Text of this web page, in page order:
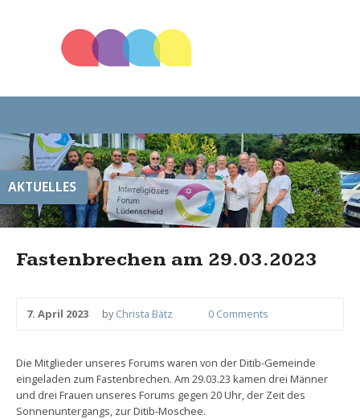
AKTUELLES
Fastenbrechen am 29.03.2023
7. April 2023 byChrista Bätz 0 Comments
Die Mitglieder unseres Forums waren von der Ditib-Gemeinde
eingeladen zum Fastenbrechen. Am 29.03.23 kamen drei Männer
und drei Frauen unseres Forums gegen 20 Uhr, der Zeit des
Sonnenuntergangs, zur Ditib-Moschee.